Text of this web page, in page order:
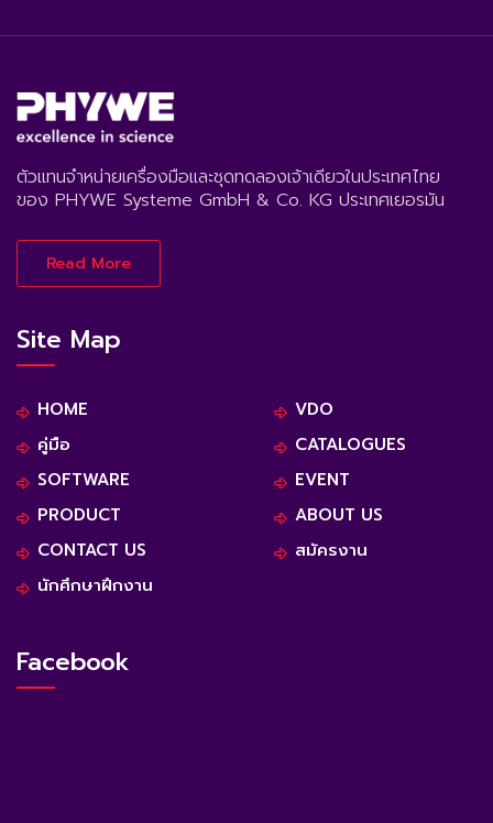
ตัวแทนจำหน่ายเครื่องมือและชุดทดลองเจ้าเดียวในประเทศไทย
ของ PHYWE Systeme GmbH & Co. KG ประเทศเยอรมัน
Read More
Site Map
HOME
VDO
คู่มือ
CATALOGUES
SOFTWARE
EVENT
PRODUCT
ABOUT US
CONTACT US
สมัครงาน
นักศึกษาฝึกงาน
Facebook